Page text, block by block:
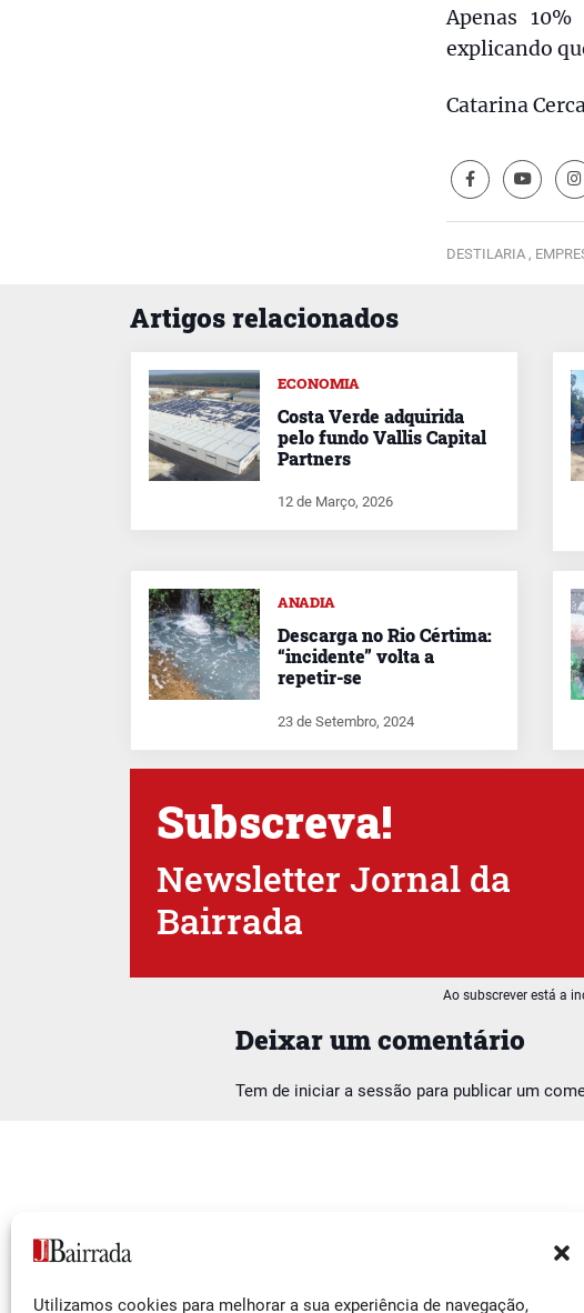
Utilizamos cookies para melhorar a sua experiência de navegação,
Apenas
explicando
Catarina
DESTILARIA ,
Artigos relacionados
Deixar um comentário
Tem de iniciar a sessão para publicar um
ECONOMIA
Costa Verde adquirida
pelo fundo Vallis Capital
Partners
12 de Março, 2026
ANADIA
Descarga no Rio Cértima:
“incidente” volta a
repetir-se
23 de Setembro, 2024
Subscreva!
Newsletter Jornal da
Bairrada
Ao subscrever está a
O